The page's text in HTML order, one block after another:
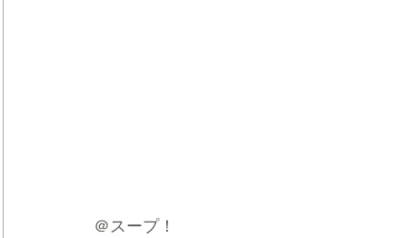
＠スープ！